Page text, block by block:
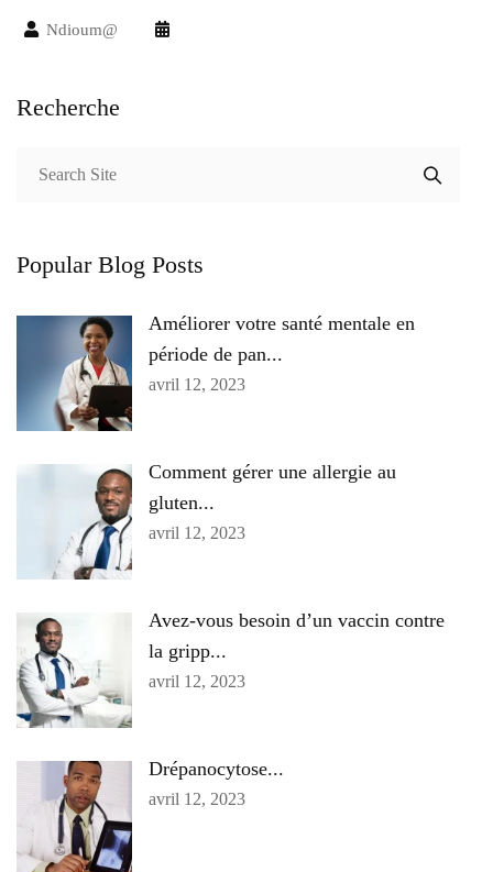
Ndioum@
Recherche
Popular Blog Posts
Améliorer votre santé mentale en
période de pan...
avril 12, 2023
Comment gérer une allergie au
gluten...
avril 12, 2023
Avez-vous besoin d’un vaccin contre
la gripp...
avril 12, 2023
Drépanocytose...
avril 12, 2023